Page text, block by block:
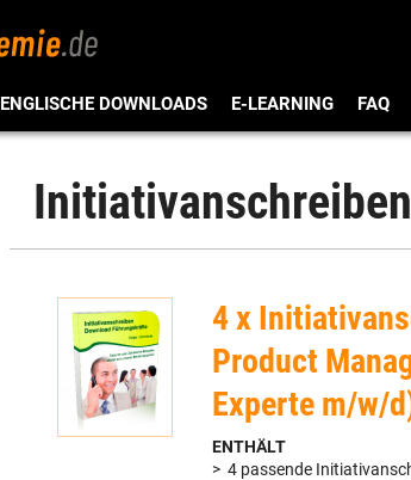
ENGLISCHE DOWNLOADS E-LEARNING FAQ
4 x
Product
Experte m/w/
ENTHÄLT
> 4 passende